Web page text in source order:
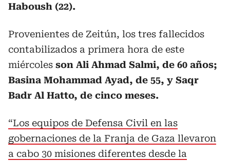
Haboush (22).
Provenientes de Zeitún, los tres fallecidos
contabilizados a primera hora de este
miércoles son Ali Ahmad Salmi, de 60 años;
Basina Mohammad Ayad, de 55, y Saqr
Badr Al Hatto, de cinco meses.
“Los equipos de Defensa Civil en las
gobernaciones de la Franja de Gaza llevaron
a cabo 30 misiones diferentes desde la